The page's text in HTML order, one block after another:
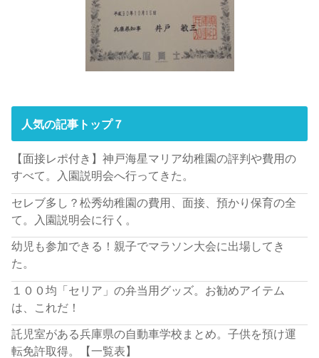
人気の記事トップ７
【面接レポ付き】神戸海星マリア幼稚園の評判や費用の
すべて。入園説明会へ行ってきた。
セレブ多し？松秀幼稚園の費用、面接、預かり保育の全
て。入園説明会に行く。
幼児も参加できる！親子でマラソン大会に出場してき
た。
１００均「セリア」の弁当用グッズ。お勧めアイテム
は、これだ！
託児室がある兵庫県の自動車学校まとめ。子供を預け運
転免許取得。【一覧表】